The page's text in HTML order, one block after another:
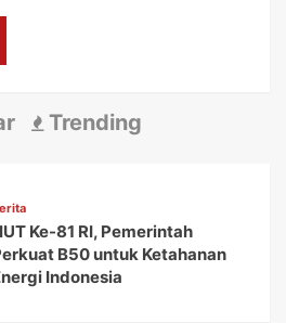
Trending
Ke-81 RI, Pemerintah
B50 untuk Ketahanan
Indonesia